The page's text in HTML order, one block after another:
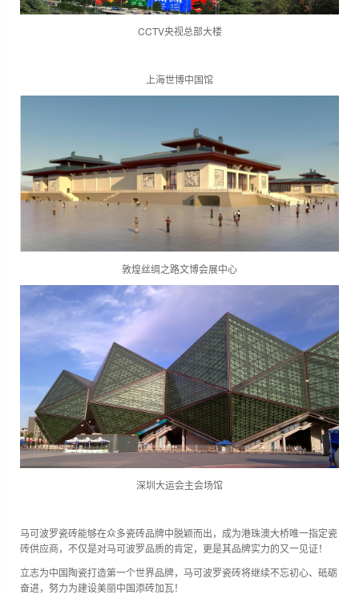
CCTV央视总部大楼
上海世博中国馆
敦煌丝绸之路文博会展中心
深圳大运会主会场馆
马可波罗瓷砖能够在众多瓷砖品牌中脱颖而出，成为港珠澳大桥唯一指定瓷
砖供应商，不仅是对马可波罗品质的肯定，更是其品牌实力的又一见证！
立志为中国陶瓷打造第一个世界品牌，马可波罗瓷砖将继续不忘初心、砥砺
奋进，努力为建设美丽中国添砖加瓦！